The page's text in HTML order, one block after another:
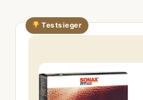
Testsieger